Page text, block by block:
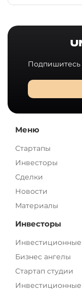
Подпишитесь
Меню
Стартапы
Инвесторы
Сделки
Новости
Материалы
Инвесторы
Бизнес ангелы
Стартап студии